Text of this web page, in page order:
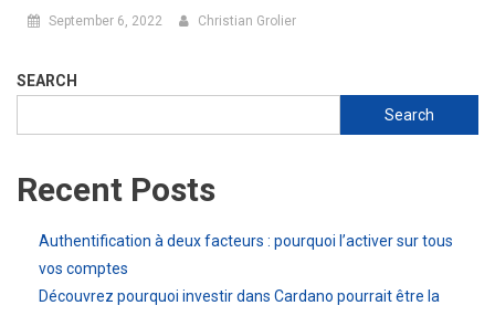
September 6, 2022 Christian Grolier
SEARCH
Search
Recent Posts
Authentification à deux facteurs : pourquoi l’activer sur tous
vos comptes
Découvrez pourquoi investir dans Cardano pourrait être la